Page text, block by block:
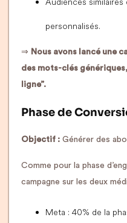
personnalisés.
⇒ Nous avons lancé une
des mots-clés
ligne”.
Phase de
Objectif : Générer des
Comme pour la phase
campagne sur les deux
Meta : 40% de la